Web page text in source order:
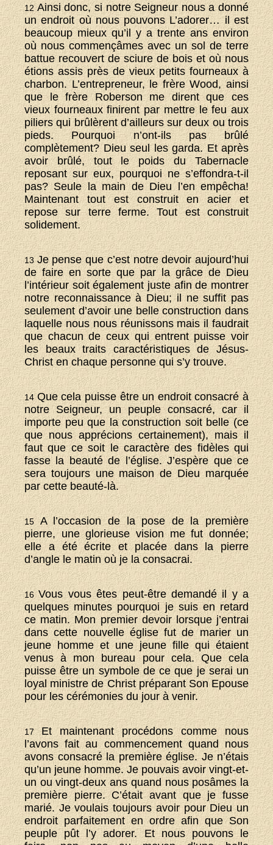
12Ainsi donc, si notre Seigneur nous a donné
un endroit où nous pouvons L’adorer… il est
beaucoup mieux qu’il y a trente ans environ
où nous commençâmes avec un sol de terre
battue recouvert de sciure de bois et où nous
étions assis près de vieux petits fourneaux à
charbon. L’entrepreneur, le frère Wood, ainsi
que le frère Roberson me dirent que ces
vieux fourneaux finirent par mettre le feu aux
piliers qui brûlèrent d’ailleurs sur deux ou trois
pieds. Pourquoi n’ont-ils pas brûlé
complètement? Dieu seul les garda. Et après
avoir brûlé, tout le poids du Tabernacle
reposant sur eux, pourquoi ne s’effondra-t-il
pas? Seule la main de Dieu l’en empêcha!
Maintenant tout est construit en acier et
repose sur terre ferme. Tout est construit
solidement.
13Je pense que c’est notre devoir aujourd’hui
de faire en sorte que par la grâce de Dieu
l’intérieur soit également juste afin de montrer
notre reconnaissance à Dieu; il ne suffit pas
seulement d’avoir une belle construction dans
laquelle nous nous réunissons mais il faudrait
que chacun de ceux qui entrent puisse voir
les beaux traits caractéristiques de Jésus-
Christ en chaque personne qui s’y trouve.
14Que cela puisse être un endroit consacré à
notre Seigneur, un peuple consacré, car il
importe peu que la construction soit belle (ce
que nous apprécions certainement), mais il
faut que ce soit le caractère des fidèles qui
fasse la beauté de l’église. J’espère que ce
sera toujours une maison de Dieu marquée
par cette beauté-là.
15A l’occasion de la pose de la première
pierre, une glorieuse vision me fut donnée;
elle a été écrite et placée dans la pierre
d’angle le matin où je la consacrai.
16Vous vous êtes peut-être demandé il y a
quelques minutes pourquoi je suis en retard
ce matin. Mon premier devoir lorsque j’entrai
dans cette nouvelle église fut de marier un
jeune homme et une jeune fille qui étaient
venus à mon bureau pour cela. Que cela
puisse être un symbole de ce que je serai un
loyal ministre de Christ préparant Son Epouse
pour les cérémonies du jour à venir.
17Et maintenant procédons comme nous
l’avons fait au commencement quand nous
avons consacré la première église. Je n’étais
qu’un jeune homme. Je pouvais avoir vingt-et-
un ou vingt-deux ans quand nous posâmes la
première pierre. C’était avant que je fusse
marié. Je voulais toujours avoir pour Dieu un
endroit parfaitement en ordre afin que Son
peuple pût l’y adorer. Et nous pouvons le